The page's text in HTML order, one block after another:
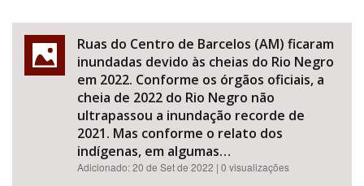
Ruas do Centro de Barcelos (AM) ficaram
inundadas devido às cheias do Rio Negro
em 2022. Conforme os órgãos oficiais, a
cheia de 2022 do Rio Negro não
ultrapassou a inundação recorde de
2021. Mas conforme o relato dos
indígenas, em algumas…
Adicionado:20 de Set de 2022 | 0 visualizações